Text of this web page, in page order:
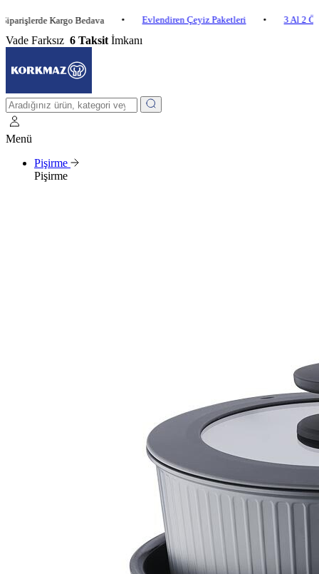
Kargo Bedava • Evlendiren Çeyiz Paketleri • 3 Al 2 Öde •
Vade Farksız 6 Taksit İmkanı
Menü
Pişirme
Pişirme